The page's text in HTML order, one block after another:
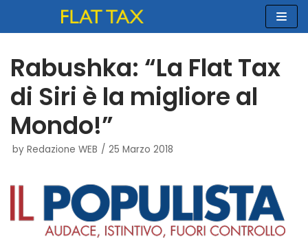
al
Rabushka: “La Flat Tax
di Siri è la migliore al
Mondo!”
by Redazione WEB 25 Marzo 2018